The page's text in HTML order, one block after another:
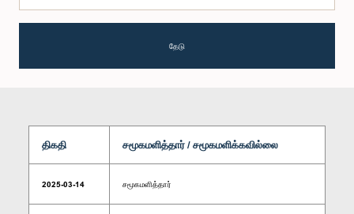
தேடு
திகதி சமூகமளித்தார் / சமூகமளிக்கவில்லை
2025-03-14 சமூகமளித்தார்